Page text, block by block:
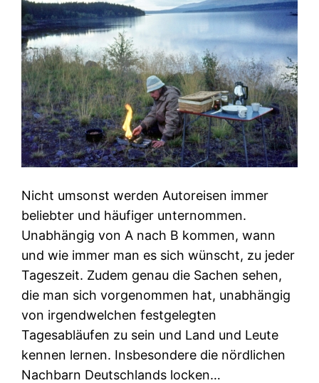
Nicht umsonst werden Autoreisen immer
beliebter und häufiger unternommen.
Unabhängig von A nach B kommen, wann
und wie immer man es sich wünscht, zu jeder
Tageszeit. Zudem genau die Sachen sehen,
die man sich vorgenommen hat, unabhängig
von irgendwelchen festgelegten
Tagesabläufen zu sein und Land und Leute
kennen lernen. Insbesondere die nördlichen
Nachbarn Deutschlands locken…